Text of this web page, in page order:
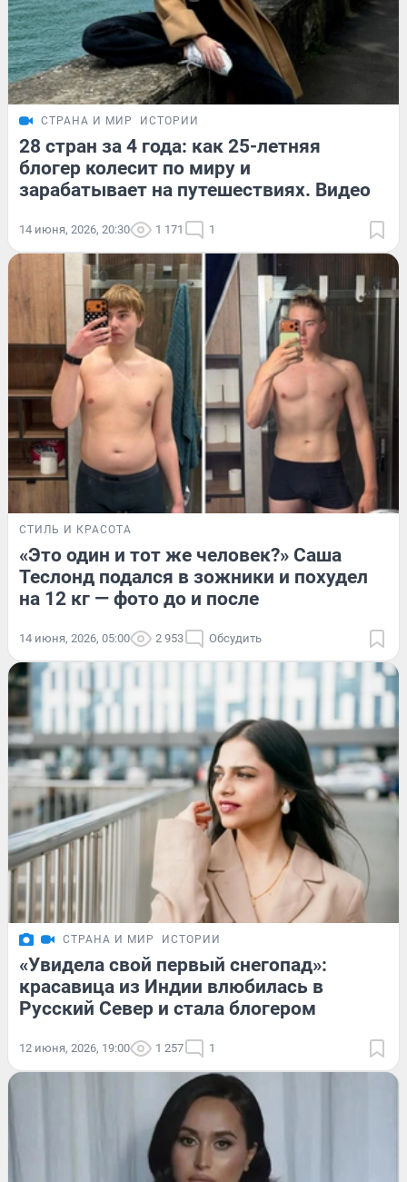
СТРАНА И МИР ИСТОРИИ
28 стран за 4 года: как 25-летняя
блогер колесит по миру и
зарабатывает на путешествиях. Видео
14 июня, 2026, 20:30 1 171 1
СТИЛЬ И КРАСОТА
«Это один и тот же человек?» Саша
Теслонд подался в зожники и похудел
на 12 кг — фото до и после
14 июня, 2026, 05:00 2 953 Обсудить
СТРАНА И МИР ИСТОРИИ
«Увидела свой первый снегопад»:
красавица из Индии влюбилась в
Русский Север и стала блогером
12 июня, 2026, 19:00 1 257 1